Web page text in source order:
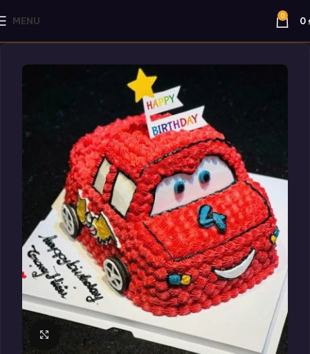
MENU 0 0
Click to enlarge